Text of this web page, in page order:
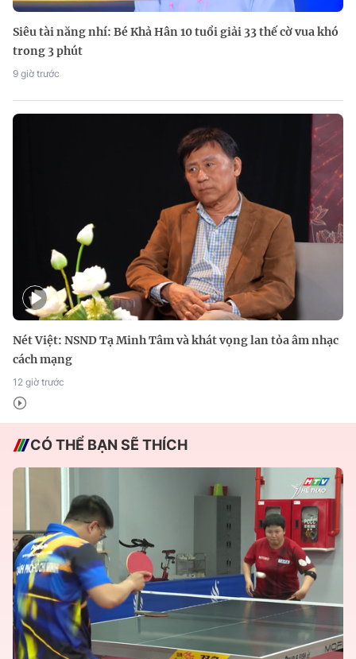
Siêu tài năng nhí: Bé Khả Hân 10 tuổi giải 33 thế cờ vua khó
trong 3 phút
9 giờ trước
Nét Việt: NSND Tạ Minh Tâm và khát vọng lan tỏa âm nhạc
cách mạng
12 giờ trước
CÓ THỂ BẠN SẼ THÍCH